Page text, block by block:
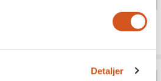
Detaljer